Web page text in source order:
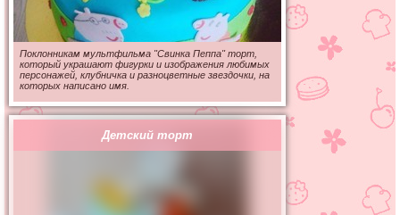
Поклонникам мультфильма "Свинка Пеппа" торт,
который украшают фигурки и изображения любимых
персонажей, клубничка и разноцветные звездочки, на
которых написано имя.
Детский торт